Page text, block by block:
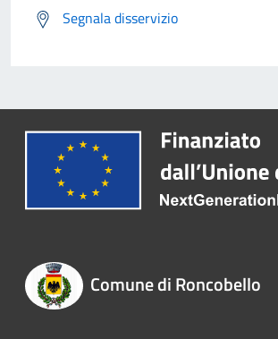
Segnala disservizio
Comune di Roncobello